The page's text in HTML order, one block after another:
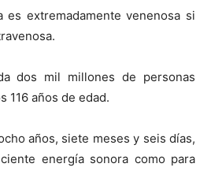
es extremadamente venenosa si
dos mil millones de personas
116 años de edad.
años, siete meses y seis días,
energía sonora como para